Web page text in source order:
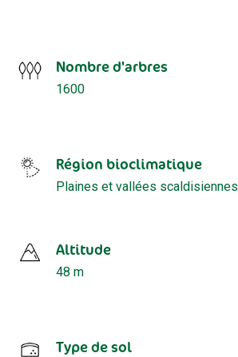
Nombre d'arbres
1600
Région bioclimatique
Plaines et vallées scaldisiennes
Altitude
48 m
Type de sol